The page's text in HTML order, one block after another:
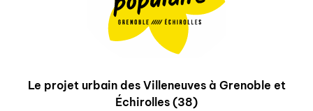
Le projet urbain des Villeneuves à Grenoble et
Échirolles (38)